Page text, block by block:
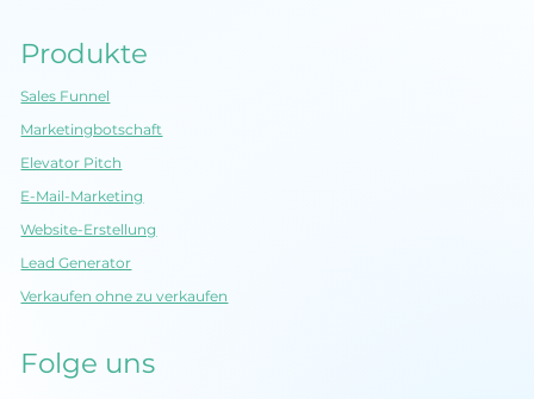
Produkte
Sales Funnel
Marketingbotschaft
Elevator Pitch
E-Mail-Marketing
Website-Erstellung
Lead Generator
Verkaufen ohne zu verkaufen
Folge uns